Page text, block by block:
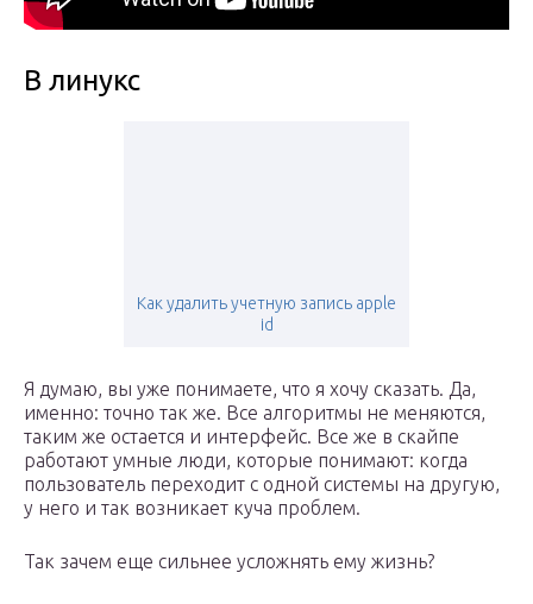
В линукс
Как удалить учетную запись apple
id
Я думаю, вы уже понимаете, что я хочу сказать. Да,
именно: точно так же. Все алгоритмы не меняются,
таким же остается и интерфейс. Все же в скайпе
работают умные люди, которые понимают: когда
пользователь переходит с одной системы на другую,
у него и так возникает куча проблем.
Так зачем еще сильнее усложнять ему жизнь?